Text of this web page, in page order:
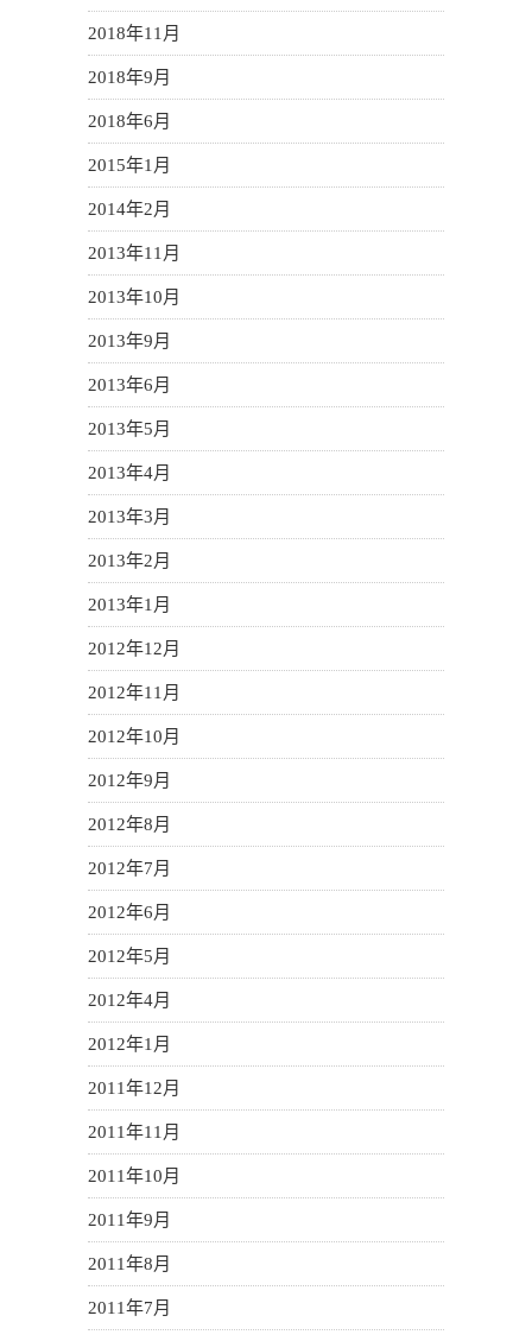
2018年11月
2018年9月
2018年6月
2015年1月
2014年2月
2013年11月
2013年10月
2013年9月
2013年6月
2013年5月
2013年4月
2013年3月
2013年2月
2013年1月
2012年12月
2012年11月
2012年10月
2012年9月
2012年8月
2012年7月
2012年6月
2012年5月
2012年4月
2012年1月
2011年12月
2011年11月
2011年10月
2011年9月
2011年8月
2011年7月